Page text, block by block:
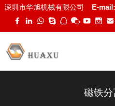
深圳市华旭机械有限公司 E-mail:
磁铁分